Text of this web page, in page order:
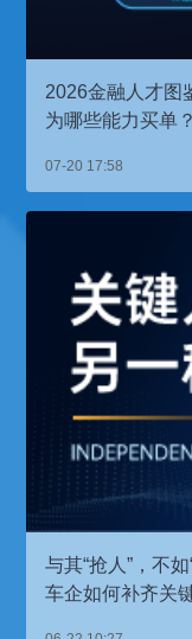
2026金融人才图
为哪些能力买单？
07-20 17:58
与其“抢人”，不
车企如何补齐关